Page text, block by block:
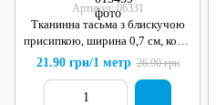
Артикул: 06331
Тканинна тасьма з блискучою
присипкою, ширина 0,7 см, колір
мікс, арт 06331, відрізок 1 метр
21.90 грн/1 метр 26.90 грн